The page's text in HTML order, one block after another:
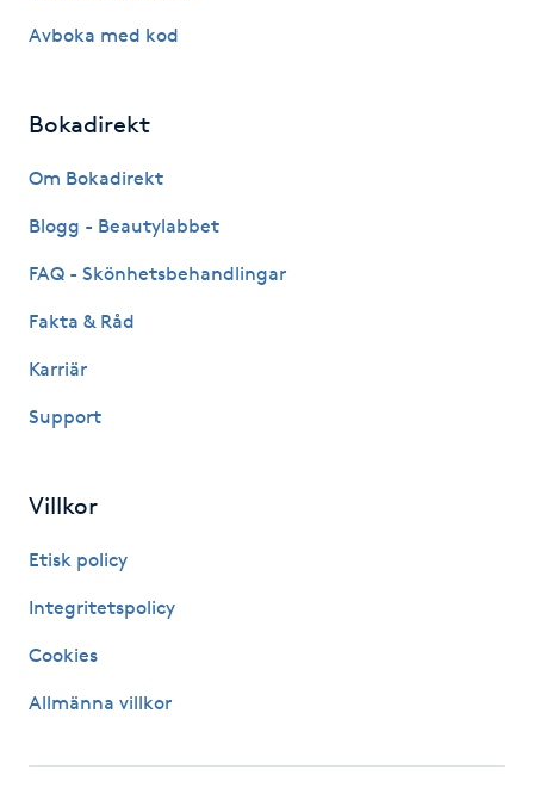
Healing
Hollywood Peel
Hot yoga
Hudföryngring
Huduppstramning
Hudvård
Hyaluronsyra
Hyperhidros
Avboka med kod
Bokadirekt
Om Bokadirekt
Blogg - Beautylabbet
FAQ - Skönhetsbehandlingar
Fakta & Råd
Karriär
Support
Villkor
Etisk policy
Integritetspolicy
Cookies
Allmänna villkor